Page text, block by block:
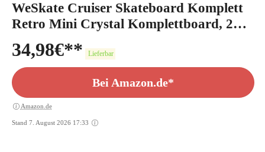
WeSkate Cruiser Skateboard Komplett
Retro Mini Crystal Komplettboard, 22"
55CM Vintage Skate Board mit LED
Leuchtrollen/Deck, Geschenk für
Erwachsene Jugendliche Kinder Jungen
Mädchen
34,98€ Lieferbar
Bei Amazon.de*
Amazon.de
Stand 7. August 2026 17:33